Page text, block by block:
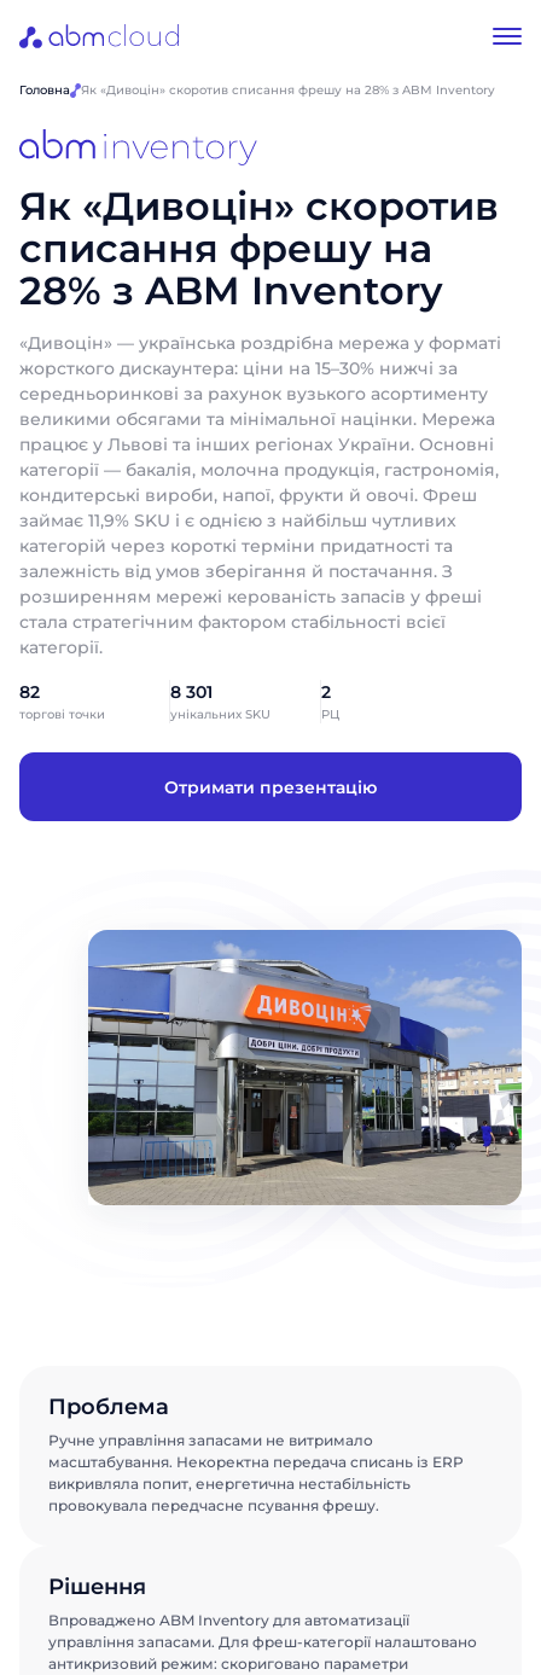
Головна Як «Дивоцін» скоротив списання фрешу на 28% з ABM Inventory
Як «Дивоцін» скоротив
списання фрешу на
28% з ABM Inventory
«Дивоцін» — українська роздрібна мережа у форматі
жорсткого дискаунтера: ціни на 15–30% нижчі за
середньоринкові за рахунок вузького асортименту
великими обсягами та мінімальної націнки. Мережа
працює у Львові та інших регіонах України. Основні
категорії — бакалія, молочна продукція, гастрономія,
кондитерські вироби, напої, фрукти й овочі. Фреш
займає 11,9% SKU і є однією з найбільш чутливих
категорій через короткі терміни придатності та
залежність від умов зберігання й постачання. З
розширенням мережі керованість запасів у фреші
стала стратегічним фактором стабільності всієї
категорії.
82
торгові точки
8 301
унікальних SKU
2
РЦ
Отримати презентацію
Проблема
Ручне управління запасами не витримало
масштабування. Некоректна передача списань із ERP
викривляла попит, енергетична нестабільність
провокувала передчасне псування фрешу.
Рішення
Впроваджено ABM Inventory для автоматизації
управління запасами. Для фреш-категорії налаштовано
антикризовий режим: скориговано параметри